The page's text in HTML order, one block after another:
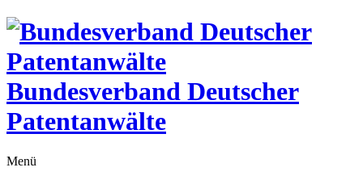
Bundesverband Deutscher
Patentanwälte
Menü